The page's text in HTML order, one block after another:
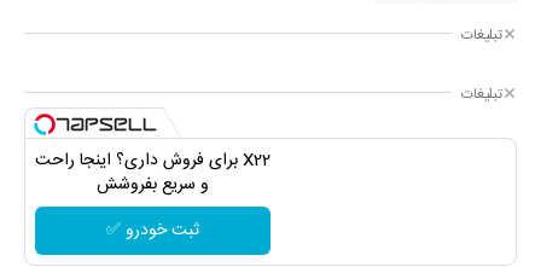
تبلیغات
تبلیغات
X22 برای فروش داری؟ اینجا راحت
و سریع بفروشش
ثبت خودرو ✅